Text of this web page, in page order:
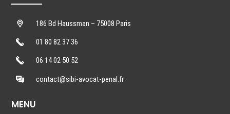
186 Bd Haussman – 75008 Paris
01 80 82 37 36
06 14 02 50 52
contact@sibi-avocat-penal.fr
MENU